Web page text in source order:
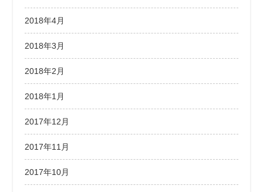
2018年4月
2018年3月
2018年2月
2018年1月
2017年12月
2017年11月
2017年10月